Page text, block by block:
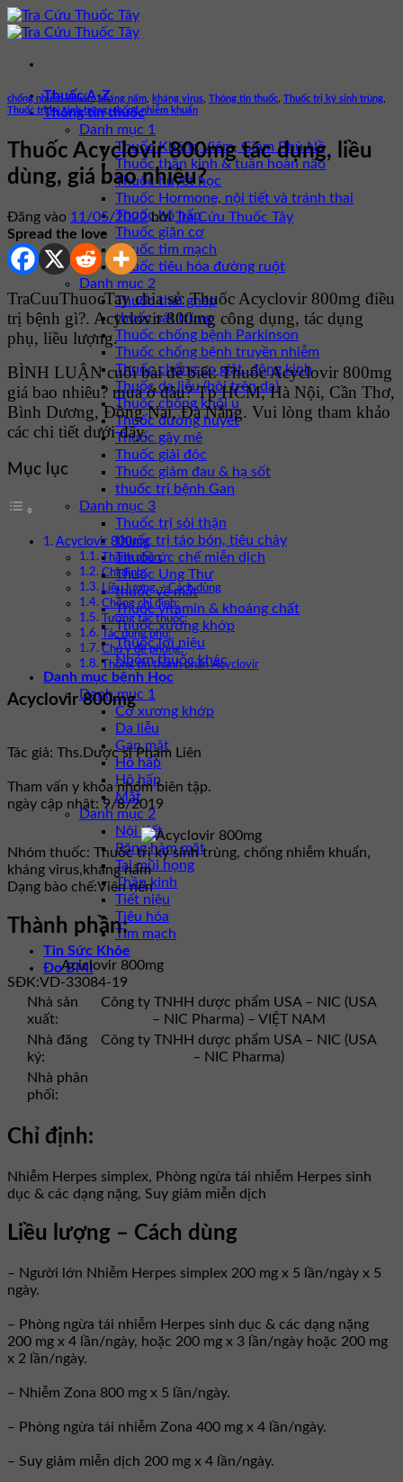
Bỏ
qua
dung
Thuốc A-Z
Thông tin thuốc
Danh mục 1
Thuốc Kháng Viêm, Giảm Phù Nề
Thuốc thần kinh & tuần hoàn não
Thuốc huyết học
Thuốc Hormone, nội tiết và tránh thai
Thuốc hô hấp
Thuốc giãn cơ
Thuốc tim mạch
Thuốc tiêu hóa đường ruột
Danh mục 2
Thuốc thải ghép
thuốc sát trùng
Thuốc chống bệnh Parkinson
Thuốc chống bệnh truyền nhiễm
Thuốc chống co giật, động kinh
Thuốc da liễu (bôi trên da)
Thuốc chống khối u
Thuốc đường huyết
Thuốc gây mê
Thuốc giải độc
Thuốc giảm đau & hạ sốt
thuốc trị bệnh Gan
Danh mục 3
Thuốc trị sỏi thận
thuốc trị táo bón, tiêu chảy
Thuốc ức chế miễn dịch
Thuốc Ung Thư
thuốc về mắt
Thuốc vitamin & khoáng chất
Thuốc xương khớp
Thuốc lợi niệu
Nhóm thuốc khác
Danh mục bệnh Học
Danh mục 1
Cơ xương khớp
Da liễu
Gan mật
Hô hấp
Hô hấp
Mắt
Danh mục 2
Nội tiết
Răng hàm mặt
Tai mũi họng
Thần kinh
Tiết niệu
Tiêu hóa
Tim mạch
Tin Sức Khỏe
Đo BMI
chống nhiễm khuẩn,kháng nấm kháng virus Thông tin thuốc Thuốc trị ký sinh trùng
Thuốc trị ký sinh trùng, chống nhiễm khuẩn
Thuốc Acyclovir 800mg tác dụng, liều
dùng, giá bao nhiêu?
Đăng vào 11/05/2022 bởiTra Cứu Thuốc Tây
Spread the love
TraCuuThuocTay chia sẻ: Thuốc Acyclovir 800mg điều
trị bệnh gì?. Acyclovir 800mg công dụng, tác dụng
phụ, liều lượng.
BÌNH LUẬN cuối bài để biết: Thuốc Acyclovir 800mg
giá bao nhiêu? mua ở đâu? Tp HCM, Hà Nội, Cần Thơ,
Bình Dương, Đồng Nai, Đà Nẵng. Vui lòng tham khảo
các chi tiết dưới đây.
Mục lục
Acyclovir 800mg
Thành phần:
Chỉ định:
Liều lượng – Cách dùng
Chống chỉ định:
Tương tác thuốc:
Tác dụng phụ:
Chú ý đề phòng:
Thông tin thành phần Acyclovir
Acyclovir 800mg
Tác giả: Ths.Dược sĩ Phạm Liên
Tham vấn y khoa nhóm biên tập.
ngày cập nhật: 9/8/2019
Nhóm thuốc: Thuốc trị ký sinh trùng, chống nhiễm khuẩn,
kháng virus,kháng nấm
Dạng bào chế:Viên nén
Thành phần:
Aciclovir 800mg
SĐK:VD-33084-19
Nhà sản
xuất:
Công ty TNHH dược phẩm USA – NIC (USA
– NIC Pharma) – VIỆT NAM
Nhà đăng
ký:
Công ty TNHH dược phẩm USA – NIC (USA
– NIC Pharma)
Nhà phân
phối:
Chỉ định:
Nhiễm Herpes simplex, Phòng ngừa tái nhiễm Herpes sinh
dục & các dạng nặng, Suy giảm miễn dịch
Liều lượng – Cách dùng
– Người lớn Nhiễm Herpes simplex 200 mg x 5 lần/ngày x 5
ngày.
– Phòng ngừa tái nhiễm Herpes sinh dục & các dạng nặng
200 mg x 4 lần/ngày, hoặc 200 mg x 3 lần/ngày hoặc 200 mg
x 2 lần/ngày.
– Nhiễm Zona 800 mg x 5 lần/ngày.
– Phòng ngừa tái nhiễm Zona 400 mg x 4 lần/ngày.
– Suy giảm miễn dịch 200 mg x 4 lần/ngày.